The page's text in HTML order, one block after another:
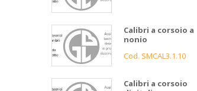
Calibri a corsoio a
nonio
Cod. SMCAL3.1.10
Calibri a corsoio